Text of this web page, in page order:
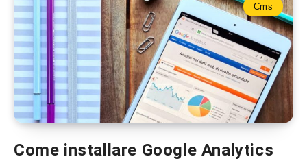
Cms
Come installare Google Analytics